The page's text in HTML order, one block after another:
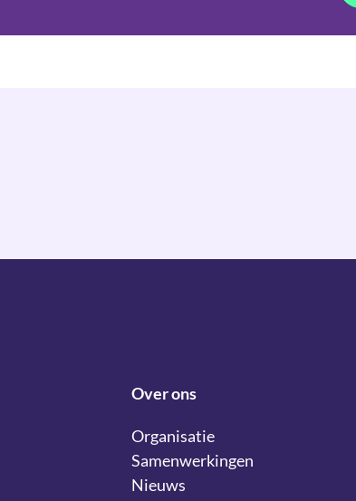
Over ons
Organisatie
Samenwerkingen
Nieuws